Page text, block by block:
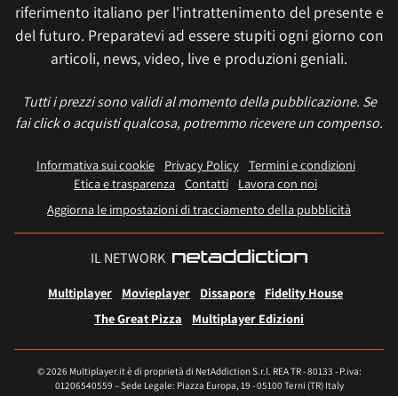
riferimento italiano per l'intrattenimento del presente e
del futuro. Preparatevi ad essere stupiti ogni giorno con
articoli, news, video, live e produzioni geniali.
Tutti i prezzi sono validi al momento della pubblicazione. Se
fai click o acquisti qualcosa, potremmo ricevere un compenso.
Informativa sui cookie Privacy Policy
Termini e condizioni
Etica e trasparenza Contatti
Lavora con noi
Aggiorna le impostazioni di tracciamento della pubblicità
IL NETWORK
Multiplayer Movieplayer Dissapore
Fidelity House
The Great Pizza
Multiplayer Edizioni
© 2026 Multiplayer.it è di proprietà di NetAddiction S.r.l. REA TR - 80133 - P.iva:
01206540559 – Sede Legale: Piazza Europa, 19 - 05100 Terni (TR) Italy